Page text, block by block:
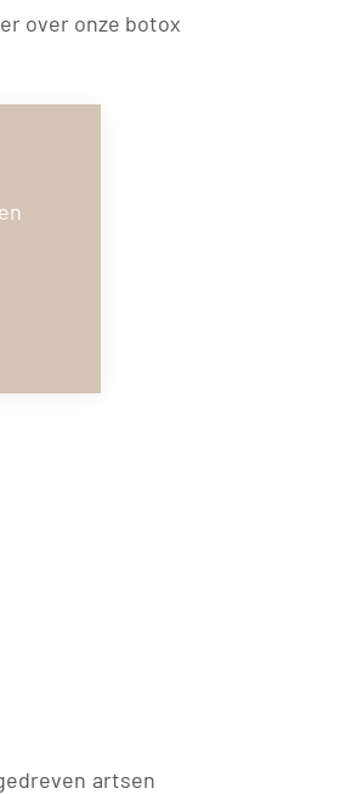
over onze botox
artsen